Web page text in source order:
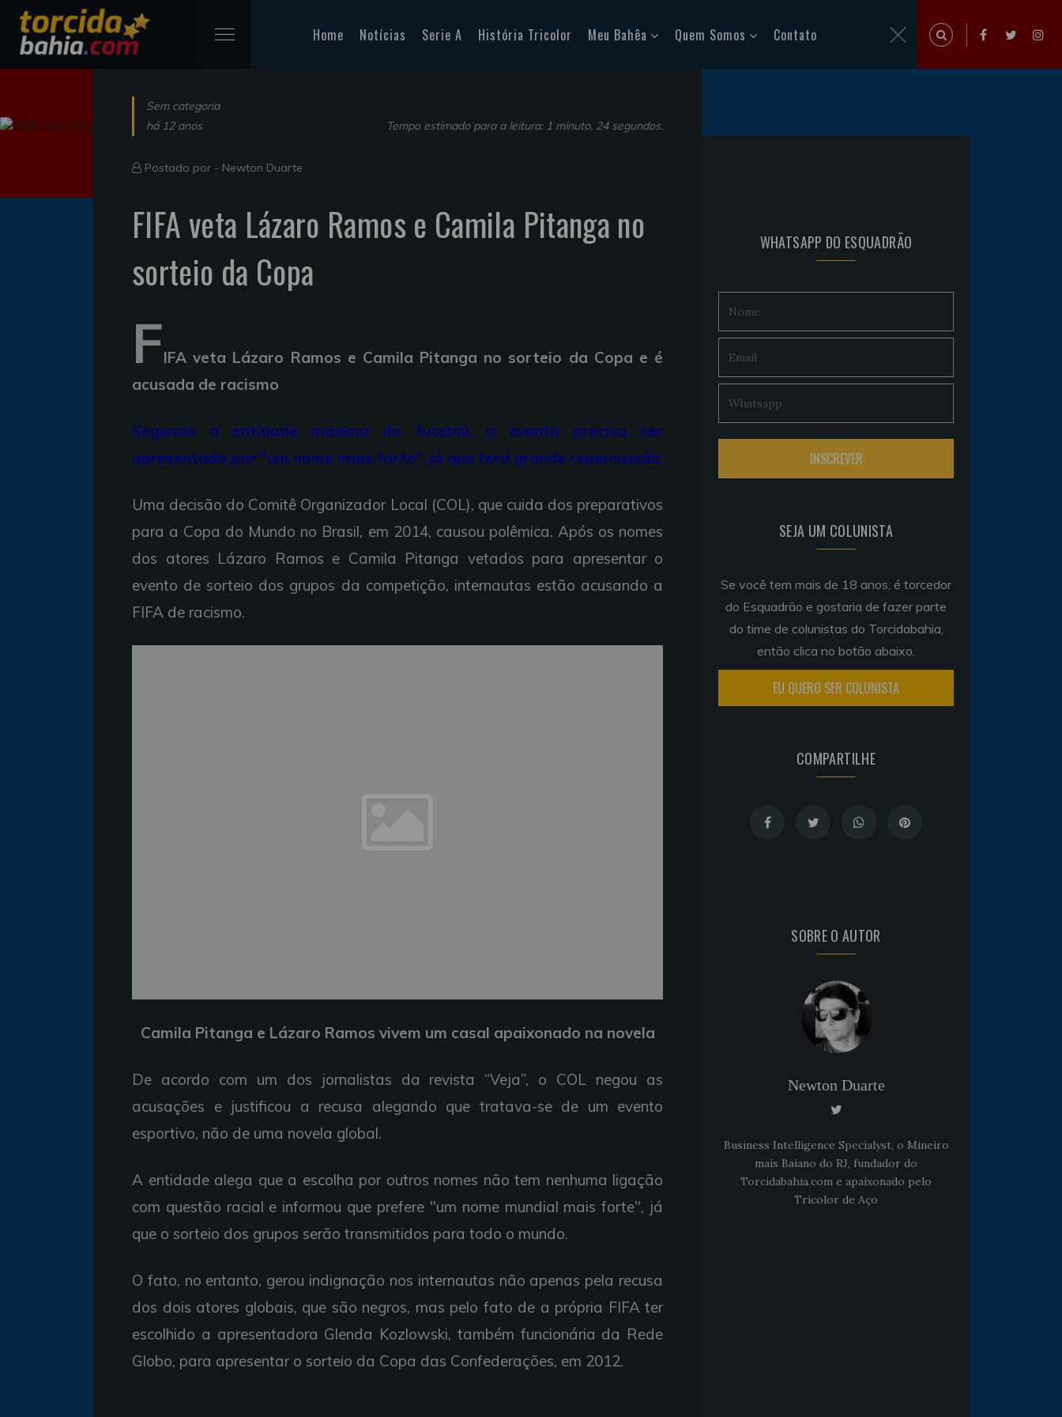
Home Notícias Serie A História Tricolor Meu Bahêa Quem Somos Contato
Sem categoria
há 12 anos
Tempo estimado para a leitura: 1 minuto, 24 segundos.
Postado por - Newton Duarte
FIFA veta Lázaro Ramos e Camila Pitanga no
sorteio da Copa
FIFA veta Lázaro Ramos e Camila Pitanga no sorteio da Copa e é
acusada de racismo
Segundo a entidade máxima do futebol, o evento precisa ser
apresentado por "um nome mais forte", já que terá grande repercussão
Uma decisão do Comitê Organizador Local (COL), que cuida dos preparativos
para a Copa do Mundo no Brasil, em 2014, causou polêmica. Após os nomes
dos atores Lázaro Ramos e Camila Pitanga vetados para apresentar o
evento de sorteio dos grupos da competição, internautas estão acusando a
FIFA de racismo.
Camila Pitanga e Lázaro Ramos vivem um casal apaixonado na novela
De acordo com um dos jornalistas da revista “Veja”, o COL negou as
acusações e justificou a recusa alegando que tratava-se de um evento
esportivo, não de uma novela global.
A entidade alega que a escolha por outros nomes não tem nenhuma ligação
com questão racial e informou que prefere "um nome mundial mais forte", já
que o sorteio dos grupos serão transmitidos para todo o mundo.
O fato, no entanto, gerou indignação nos internautas não apenas pela recusa
dos dois atores globais, que são negros, mas pelo fato de a própria FIFA ter
escolhido a apresentadora Glenda Kozlowski, também funcionária da Rede
Globo, para apresentar o sorteio da Copa das Confederações, em 2012.
WHATSAPP DO ESQUADRÃO
SEJA UM COLUNISTA
Se você tem mais de 18 anos, é torcedor
do Esquadrão e gostaria de fazer parte
do time de colunistas do Torcidabahia,
então clica no botão abaixo.
EU QUERO SER COLUNISTA
COMPARTILHE
SOBRE O AUTOR
Newton Duarte
Business Intelligence Specialyst, o Mineiro
mais Baiano do RJ, fundador do
Torcidabahia.com e apaixonado pelo
Tricolor de Aço